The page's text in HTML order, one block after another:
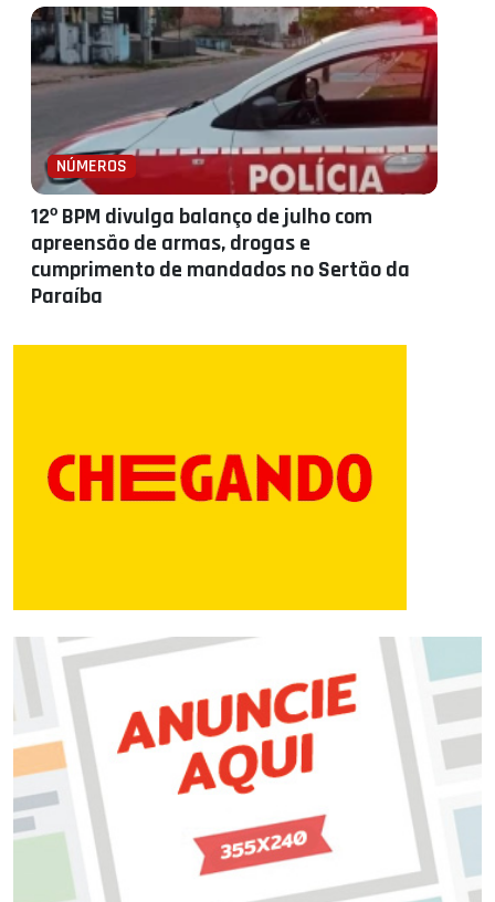
NÚMEROS
12º BPM divulga balanço de julho com
apreensão de armas, drogas e
cumprimento de mandados no Sertão da
Paraíba